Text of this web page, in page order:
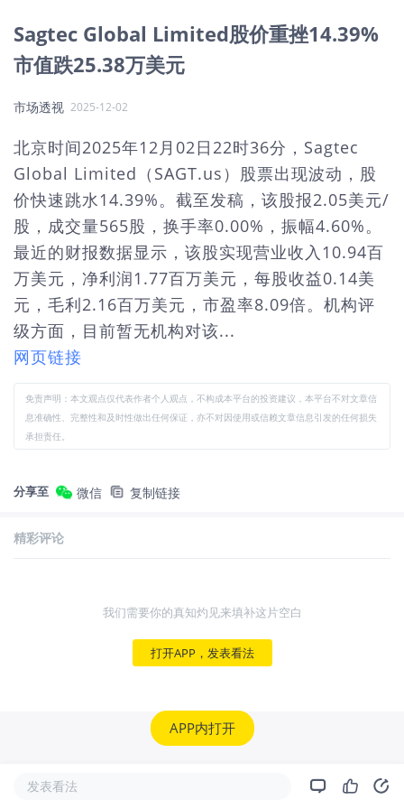
Sagtec Global Limited股价重挫14.39%
市值跌25.38万美元
市场透视 2025-12-02
北京时间2025年12月02日22时36分，Sagtec
Global Limited（SAGT.us）股票出现波动，股
价快速跳水14.39%。截至发稿，该股报2.05美元/
股，成交量565股，换手率0.00%，振幅4.60%。
最近的财报数据显示，该股实现营业收入10.94百
万美元，净利润1.77百万美元，每股收益0.14美
元，毛利2.16百万美元，市盈率8.09倍。机构评
级方面，目前暂无机构对该...
网页链接
免责声明：本文观点仅代表作者个人观点，不构成本平台的投资建议，本平台不对文章信
息准确性、完整性和及时性做出任何保证，亦不对因使用或信赖文章信息引发的任何损失
承担责任。
分享至 微信 复制链接
精彩评论
我们需要你的真知灼见来填补这片空白
打开APP，发表看法
APP内打开
发表看法